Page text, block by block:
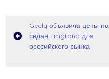
Навигация
по
Geely объявила цены на
седан Emgrand для
российского рынка